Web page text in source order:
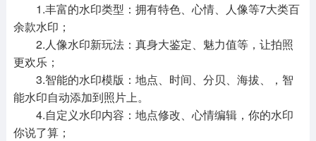
1.丰富的水印类型：拥有特色、心情、人像等7大类百
余款水印；
2.人像水印新玩法：真身大鉴定、魅力值等，让拍照
更欢乐；
3.智能的水印模版：地点、时间、分贝、海拔、，智
能水印自动添加到照片上。
4.自定义水印内容：地点修改、心情编辑，你的水印
你说了算；